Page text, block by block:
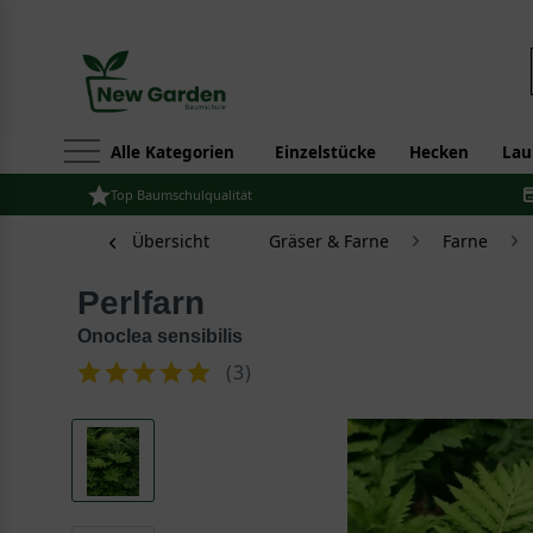
Alle Kategorien Einzelstücke Hecken
Top Baumschulqualität
Übersicht Gräser & Farne Farne
Perlfarn
Onoclea sensibilis
(3)